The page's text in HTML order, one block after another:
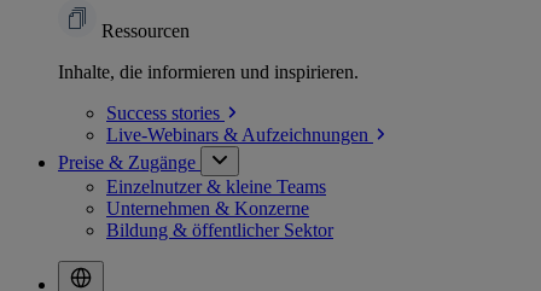
Ressourcen
Inhalte, die informieren und inspirieren.
Success stories
Live-Webinars & Aufzeichnungen
Preise & Zugänge
Einzelnutzer & kleine Teams
Unternehmen & Konzerne
Bildung & öffentlicher Sektor